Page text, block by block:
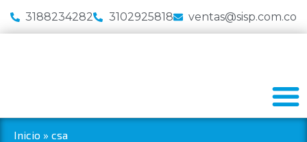
3188234282 3102925818 ventas@sisp.com.co
Inicio » csa